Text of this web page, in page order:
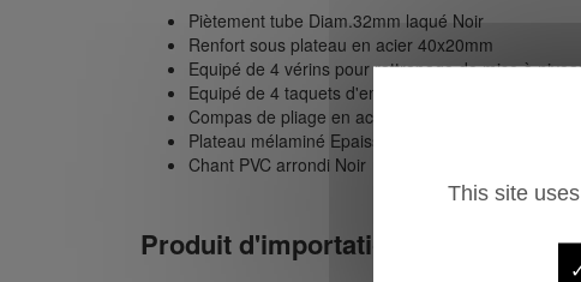
Piètement tube Diam.32mm laqué Noir
Renfort sous plateau en acier 40x20mm
Equipé de 4 vérins pour rattrapage de mise à
Equipé de 4 taquets d'empilage pour le rangement
Compas de pliage en acier
Plateau mélaminé Epaisseur 25mm Couleur ivoire
Chant PVC arrondi Noir
Produit d'importation
This site